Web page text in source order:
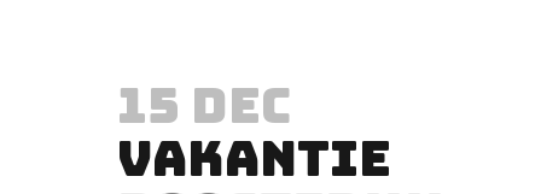
15 DEC
VAKANTIE